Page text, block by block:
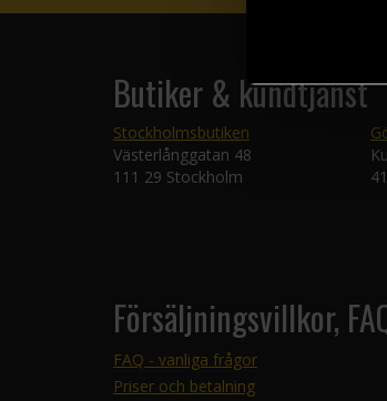
Butiker & kundtjänst
Stockholmsbutiken
Västerlånggatan 48
111 29 Stockholm
Försäljningsvillkor,
FAQ - vanliga frågor
Priser och betalning